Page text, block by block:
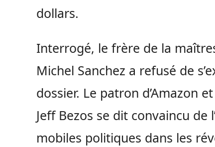
dollars.
Interrogé, le frère de la
Michel Sanchez a refusé de
dossier. Le patron d’Amazon
Jeff Bezos se dit convaincu de
mobiles politiques dans les